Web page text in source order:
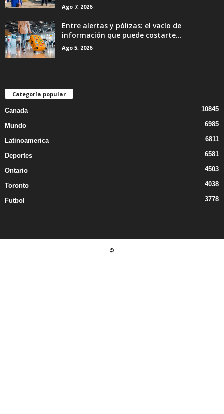
Ago 7, 2026
Entre alertas y pólizas: el vacío de
información que puede costarte...
Ago 5, 2026
Categoría popular
Canada 10845
Mundo 6985
Latinoamerica 6811
Deportes 6581
Ontario 4503
Toronto 4038
Futbol 3778
©